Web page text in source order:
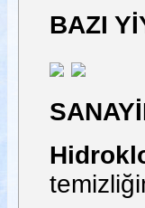
BAZI